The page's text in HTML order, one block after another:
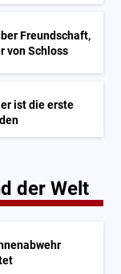
Freundschaft,
von Schloss
ist die erste
der Welt